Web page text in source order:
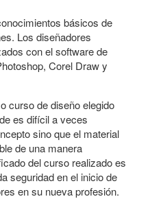
básicos de
Los diseñadores
con el software de
Corel Draw y
curso de diseño elegido
es difícil a veces
sino que el material
de una manera
del curso realizado es
seguridad en el inicio de
en su nueva profesión.